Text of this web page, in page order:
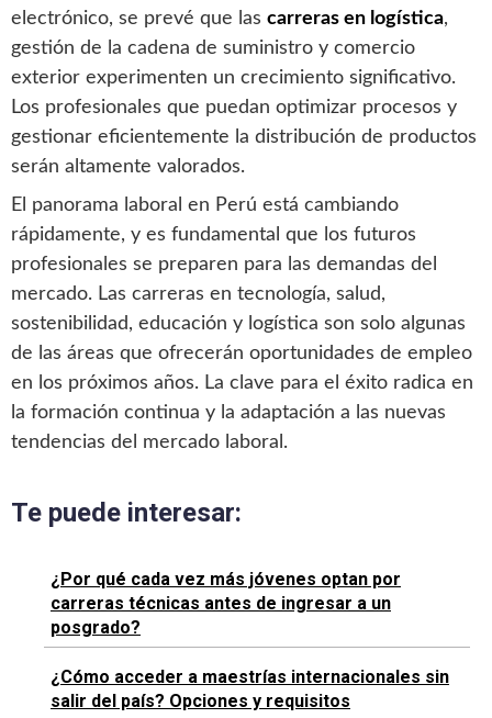
electrónico, se prevé que las carreras en logística,
gestión de la cadena de suministro y comercio
exterior experimenten un crecimiento significativo.
Los profesionales que puedan optimizar procesos y
gestionar eficientemente la distribución de productos
serán altamente valorados.
El panorama laboral en Perú está cambiando
rápidamente, y es fundamental que los futuros
profesionales se preparen para las demandas del
mercado. Las carreras en tecnología, salud,
sostenibilidad, educación y logística son solo algunas
de las áreas que ofrecerán oportunidades de empleo
en los próximos años. La clave para el éxito radica en
la formación continua y la adaptación a las nuevas
tendencias del mercado laboral.
Te puede interesar:
¿Por qué cada vez más jóvenes optan por
carreras técnicas antes de ingresar a un
posgrado?
¿Cómo acceder a maestrías internacionales sin
salir del país? Opciones y requisitos